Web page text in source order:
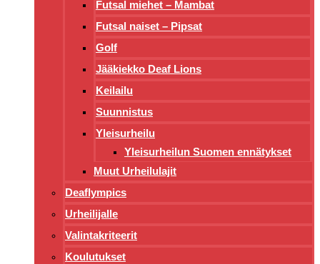
Futsal miehet – Mambat
Futsal naiset – Pipsat
Golf
Jääkiekko Deaf Lions
Keilailu
Suunnistus
Yleisurheilu
Yleisurheilun Suomen ennätykset
Muut Urheilulajit
Deaflympics
Urheilijalle
Valintakriteerit
Koulutukset